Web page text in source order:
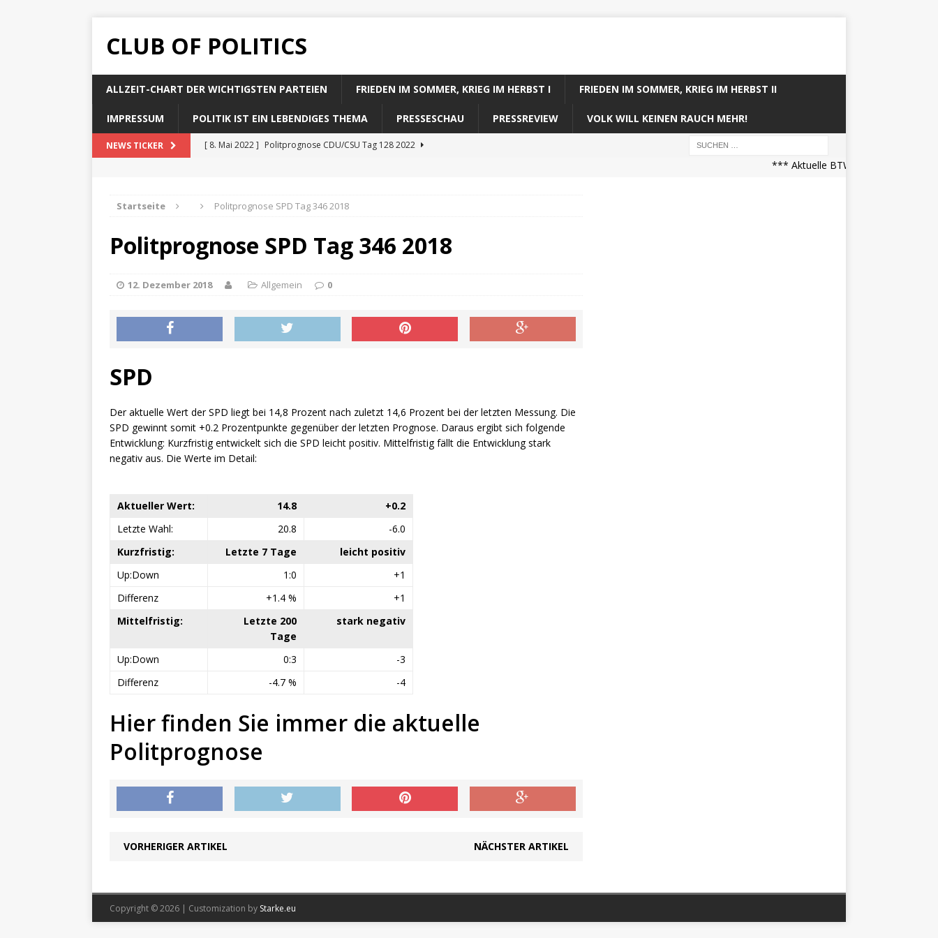
CLUB OF POLITICS
ALLZEIT-CHART DER WICHTIGSTEN PARTEIEN FRIEDEN IM SOMMER, KRIEG IM HERBST I FRIEDEN IM SOMMER, KRIEG IM HERBST II
IMPRESSUM POLITIK IST EIN LEBENDIGES THEMA PRESSESCHAU PRESSREVIEW VOLK WILL KEINEN RAUCH MEHR!
NEWS TICKER [ 8. Mai 2022 ] Politprognose CDU/CSU Tag 128 2022
[ 8. Mai 2022 ]
Politprognose Koalitionsrechner Tag 128 2022
*** Aktuelle BTW21 Prognose
Startseite Politprognose SPD Tag 346 2018
Politprognose SPD Tag 346 2018
12. Dezember 2018 Allgemein 0
SPD
Der aktuelle Wert der SPD liegt bei 14,8 Prozent nach zuletzt 14,6 Prozent bei der letzten Messung. Die
SPD gewinnt somit +0.2 Prozentpunkte gegenüber der letzten Prognose. Daraus ergibt sich folgende
Entwicklung: Kurzfristig entwickelt sich die SPD leicht positiv. Mittelfristig fällt die Entwicklung stark
negativ aus. Die Werte im Detail:
Aktueller Wert: 14.8
+0.2
Letzte Wahl:
20.8
-6.0
Kurzfristig:
Letzte 7 Tage
leicht positiv
Up:Down
1:0
+1
Differenz
+1.4 %
+1
Mittelfristig:
Letzte 200
Tage
stark negativ
Up:Down 0:3
-3
Differenz
-4.7 % -4
Hier finden Sie immer die aktuelle
Politprognose
VORHERIGER ARTIKEL NÄCHSTER ARTIKEL
Copyright © 2026 | Customization by Starke.eu